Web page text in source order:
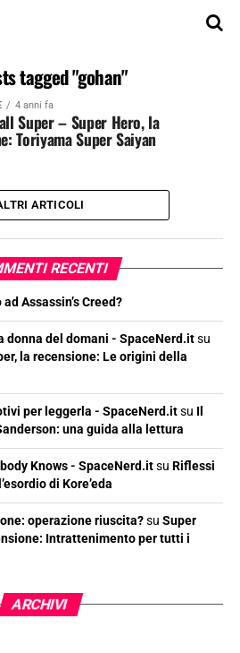
tagged "gohan"
4 anni fa
Super – Super Hero, la
Toriyama Super Saiyan
ARTICOLI
RECENTI
ad Assassin’s Creed?
donna del domani - SpaceNerd.itsu
la recensione: Le origini della
per leggerla - SpaceNerd.itsu Il
una guida alla lettura
Knows - SpaceNerd.itsu Riflessi
di Kore’eda
operazione riuscita?su Super
Intrattenimento per tutti i
ARCHIVI